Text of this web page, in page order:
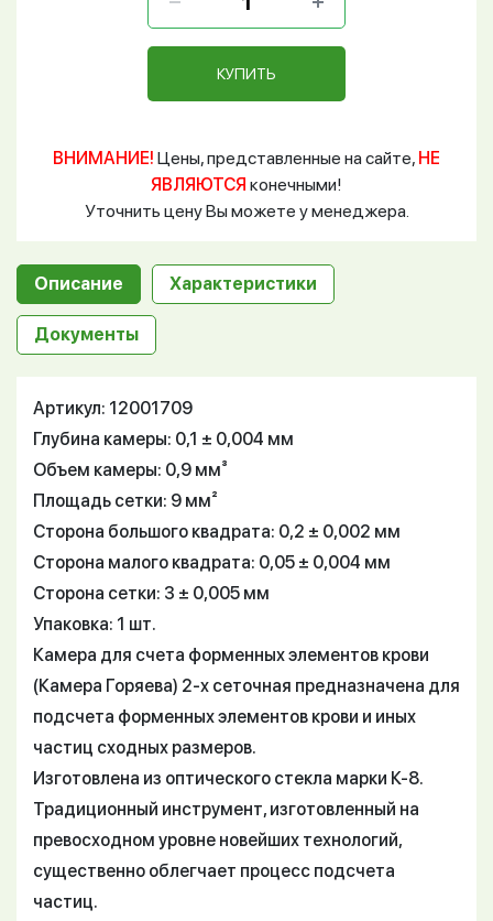
КУПИТЬ
ВНИМАНИЕ! Цены, представленные на сайте, НЕ
ЯВЛЯЮТСЯ конечными!
Уточнить цену Вы можете у менеджера.
Описание Характеристики
Документы
Артикул: 12001709
Глубина камеры: 0,1 ± 0,004 мм
Объем камеры: 0,9 мм³
Площадь сетки: 9 мм²
Сторона большого квадрата: 0,2 ± 0,002 мм
Сторона малого квадрата: 0,05 ± 0,004 мм
Сторона сетки: 3 ± 0,005 мм
Упаковка: 1 шт.
Камера для счета форменных элементов крови
(Камера Горяева) 2-х сеточная предназначена для
подсчета форменных элементов крови и иных
частиц сходных размеров.
Изготовлена из оптического стекла марки К-8.
Традиционный инструмент, изготовленный на
превосходном уровне новейших технологий,
существенно облегчает процесс подсчета
частиц.